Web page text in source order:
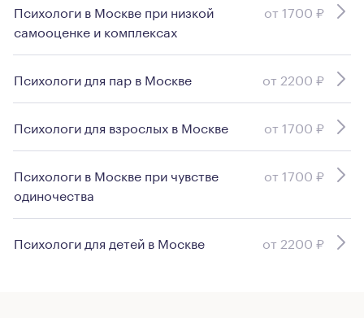
Психологи в Москве при низкой
самооценке и комплексах
от 1700 ₽
Психологи для пар в Москве от 2200 ₽
Психологи для взрослых в Москве от 1700 ₽
Психологи в Москве при чувстве
одиночества
от 1700 ₽
Психологи для детей в Москве от 2200 ₽